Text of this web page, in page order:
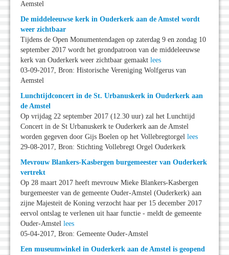
Aemstel
De middeleeuwse kerk in Ouderkerk aan de Amstel wordt
weer zichtbaar
Tijdens de Open Monumentendagen op zaterdag 9 en zondag 10
september 2017 wordt het grondpatroon van de middeleeuwse
kerk van Ouderkerk weer zichtbaar gemaakt lees
03-09-2017, Bron: Historische Vereniging Wolfgerus van
Aemstel
Lunchtijdconcert in de St. Urbanuskerk in Ouderkerk aan
de Amstel
Op vrijdag 22 september 2017 (12.30 uur) zal het Lunchtijd
Concert in de St Urbanuskerk te Ouderkerk aan de Amstel
worden gegeven door Gijs Boelen op het Vollebregtorgel lees
29-08-2017, Bron: Stichting Vollebregt Orgel Ouderkerk
Mevrouw Blankers-Kasbergen burgemeester van Ouderkerk
vertrekt
Op 28 maart 2017 heeft mevrouw Mieke Blankers-Kasbergen
burgemeester van de gemeente Ouder-Amstel (Ouderkerk) aan
zijne Majesteit de Koning verzocht haar per 15 december 2017
eervol ontslag te verlenen uit haar functie - meldt de gemeente
Ouder-Amstel lees
05-04-2017, Bron: Gemeente Ouder-Amstel
Een museumwinkel in Ouderkerk aan de Amstel is geopend